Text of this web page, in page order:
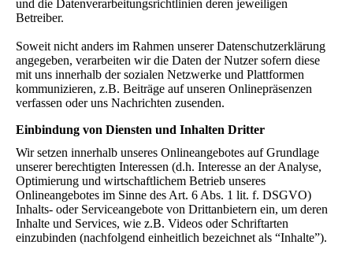
und die Datenverarbeitungsrichtlinien deren jeweiligen
Betreiber.
Soweit nicht anders im Rahmen unserer Datenschutzerklärung
angegeben, verarbeiten wir die Daten der Nutzer sofern diese
mit uns innerhalb der sozialen Netzwerke und Plattformen
kommunizieren, z.B. Beiträge auf unseren Onlinepräsenzen
verfassen oder uns Nachrichten zusenden.
Einbindung von Diensten und Inhalten Dritter
Wir setzen innerhalb unseres Onlineangebotes auf Grundlage
unserer berechtigten Interessen (d.h. Interesse an der Analyse,
Optimierung und wirtschaftlichem Betrieb unseres
Onlineangebotes im Sinne des Art. 6 Abs. 1 lit. f. DSGVO)
Inhalts- oder Serviceangebote von Drittanbietern ein, um deren
Inhalte und Services, wie z.B. Videos oder Schriftarten
einzubinden (nachfolgend einheitlich bezeichnet als “Inhalte”).